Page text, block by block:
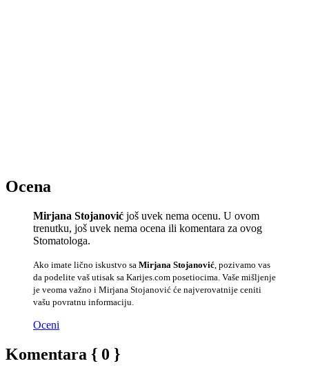
Ocena
Mirjana Stojanović još uvek nema ocenu. U ovom
trenutku, još uvek nema ocena ili komentara za ovog
Stomatologa.
Ako imate lično iskustvo sa Mirjana Stojanović , pozivamo vas
da podelite vaš utisak sa Karijes.com posetiocima. Vaše mišljenje
je veoma važno i Mirjana Stojanović će najverovatnije ceniti
vašu povratnu informaciju.
Oceni
Komentara { 0 }